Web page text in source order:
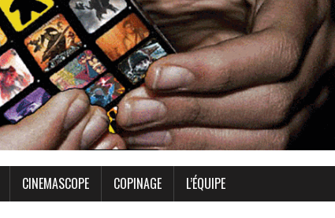
CINEMASCOPE COPINAGE L’ÉQUIPE